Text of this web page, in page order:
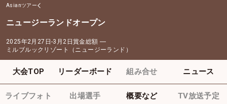
Asianツアー
ニュージーランドオープン
2025年2月27日-3月2日賞金総額 ―
ミルブルックリゾート（ニュージーランド）
大会TOP リーダーボード 組み合せ ニュース
ライブフォト 出場選手 概要など TV放送予定